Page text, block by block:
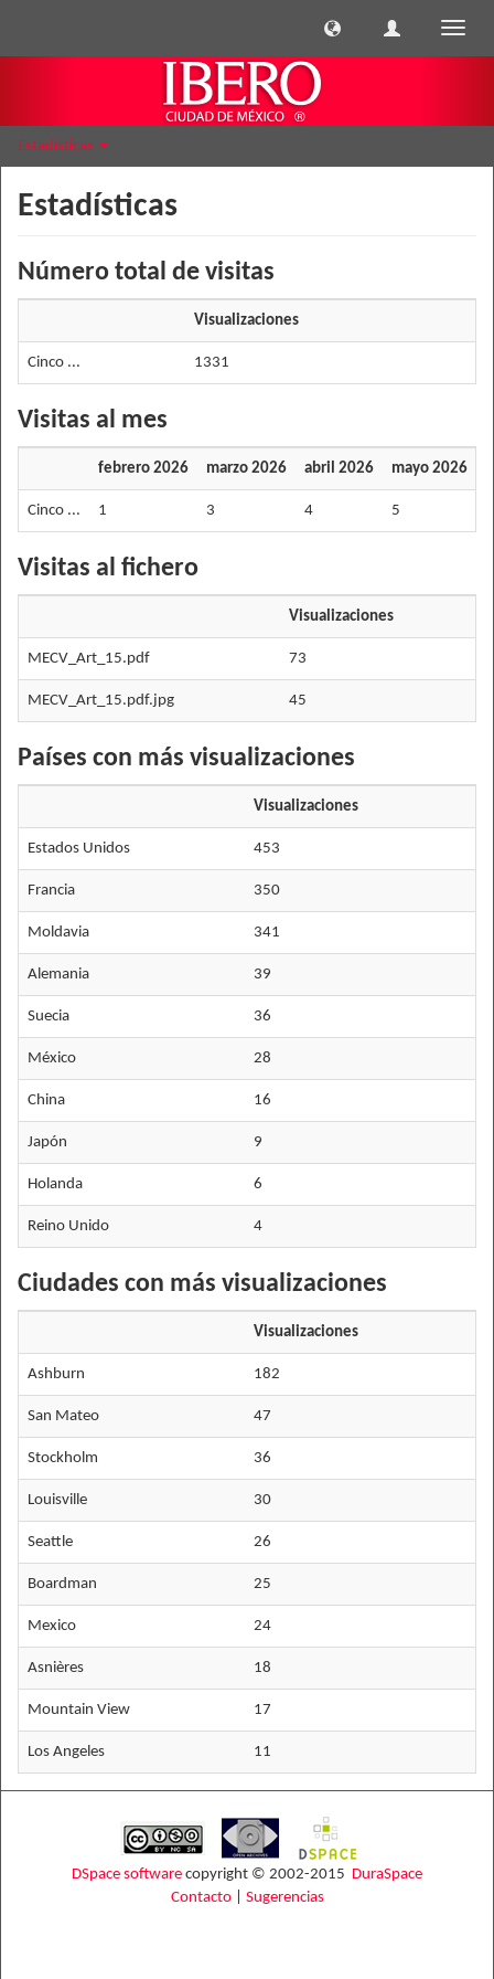
Estadísticas
Estadísticas
Número total de visitas
Visualizaciones
Cinco ... 1331
Visitas al mes
febrero 2026 marzo 2026 abril 2026 mayo 2026
Cinco ... 1 3 4 5
Visitas al fichero
Visualizaciones
MECV_Art_15.pdf 73
MECV_Art_15.pdf.jpg 45
Países con más visualizaciones
Visualizaciones
Estados Unidos 453
Francia 350
Moldavia 341
Alemania 39
Suecia 36
México 28
China 16
Japón 9
Holanda 6
Reino Unido 4
Ciudades con más visualizaciones
Visualizaciones
Ashburn 182
San Mateo 47
Stockholm 36
Louisville 30
Seattle 26
Boardman 25
Mexico 24
Asnières 18
Mountain View 17
Los Angeles 11
DSpace software copyright © 2002-2015 DuraSpace
Contacto| Sugerencias